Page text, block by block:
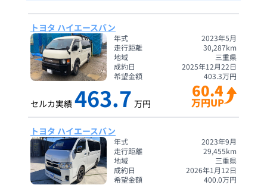
トヨタ ハイエースバン
年式
2023年5月
走行距離
30,287km
地域
三重県
成約日
2025年12月22日
希望金額
403.3万円
セルカ実績 463.7 万円
60.4
万円UP
トヨタ ハイエースバン
年式
2023年9月
走行距離
29,455km
地域
三重県
成約日
2026年1月12日
希望金額
400.0万円